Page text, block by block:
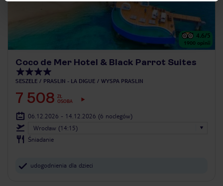
4.6/5
1900 opinii
Coco de Mer Hotel & Black Parrot Suites
SESZELE PRASLIN - LA DIGUE WYSPA PRASLIN
7 508 ZŁ
OSOBA
06.12.2026 - 14.12.2026 (6 noclegów)
Wrocław (14:15)
Śniadanie
udogodnienia dla dzieci